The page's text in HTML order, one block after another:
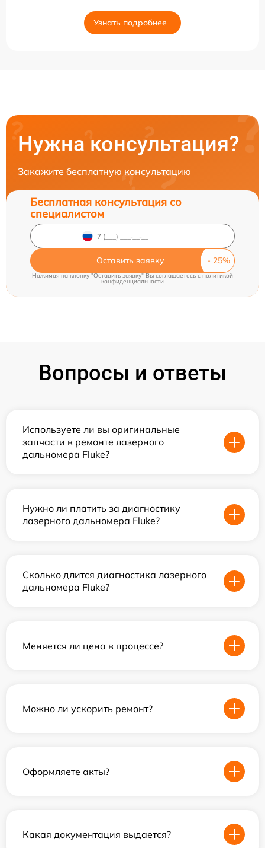
Узнать подробнее
Нужна консультация?
Закажите бесплатную консультацию
Бесплатная консультация со
специалистом
Оставить заявку
Нажимая на кнопку "Оставить заявку" Вы соглашаетесь cполитикой
конфиденциальности
Вопросы и ответы
Используете ли вы оригинальные
запчасти в ремонте лазерного
дальномера Fluke?
Нужно ли платить за диагностику
лазерного дальномера Fluke?
Сколько длится диагностика лазерного
дальномера Fluke?
Меняется ли цена в процессе?
Можно ли ускорить ремонт?
Оформляете акты?
Какая документация выдается?